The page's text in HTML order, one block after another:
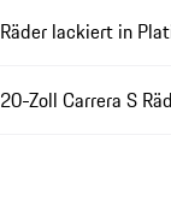
Räder lackiert in
20-Zoll Carrera S